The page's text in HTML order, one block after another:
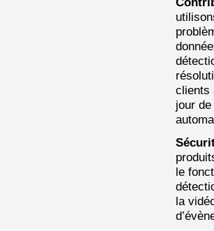
clients
jour
le
la